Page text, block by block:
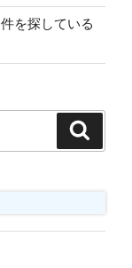
を探している